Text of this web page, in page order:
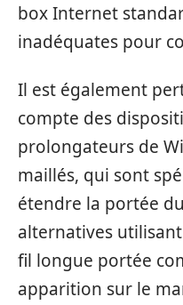
box Internet
inadéquates pour
Il est également
compte des
prolongateurs de
maillés, qui sont
étendre la portée
alternatives
fil longue portée
apparition sur le